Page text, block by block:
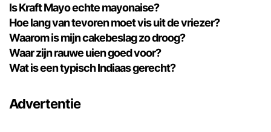
Is Kraft Mayo echte mayonaise?
Hoe lang van tevoren moet vis uit de vriezer?
Waarom is mijn cakebeslag zo droog?
Waar zijn rauwe uien goed voor?
Wat is een typisch Indiaas gerecht?
Advertentie